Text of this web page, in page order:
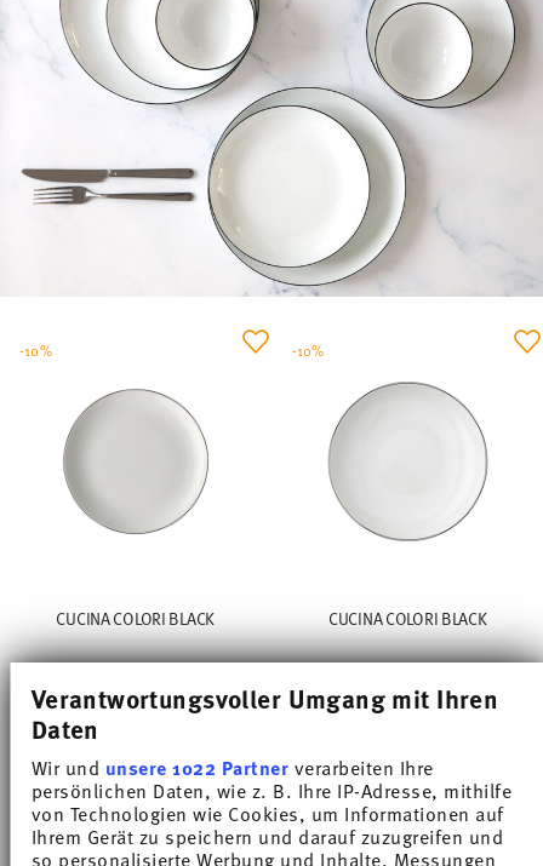
Verantwortungsvoller Umgang mit Ihren
Daten
Wir und unsere 1022 Partnerverarbeiten Ihre
persönlichen Daten, wie z. B. Ihre IP-Adresse, mithilfe
von Technologien wie Cookies, um Informationen auf
Ihrem Gerät zu speichern und darauf zuzugreifen und
so personalisierte Werbung und Inhalte, Messungen
CUCINA COLORI BLACK
€ 13,05Price reduced from
€ 14,50to
Prezzo migliore in 30 giorni:
-10%
CUCINA COLORI BLACK
€ 16,11Price reduced from
€ 17,90to
-10%